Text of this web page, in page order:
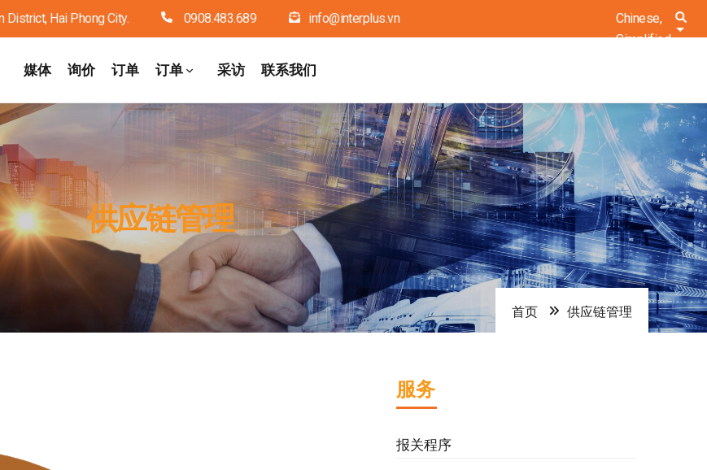
District, Hai Phong City. 0908.483.689 info@interplus.vn
Chinese,
Simplified
列
媒体 询价 订单 订单 采访 联系我们
供应链管理
首页 供应链管理
服务
报关程序